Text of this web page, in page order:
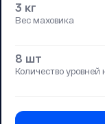
3 кг
Вес маховика
8 шт
Количество уровней